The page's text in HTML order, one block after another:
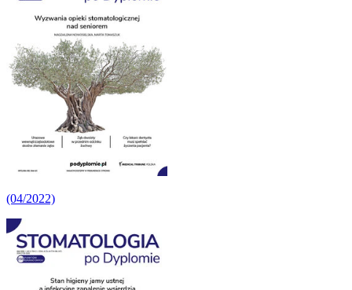
(04/2022)